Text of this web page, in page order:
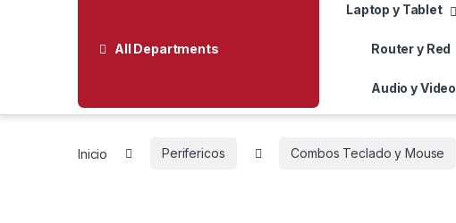
All Departments
Laptop y Tablet
Router y Red
Audio y Video
Inicio Perifericos Combos Teclado y Mouse